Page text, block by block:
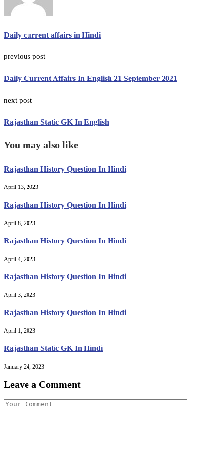
Daily current affairs in Hindi
previous post
Daily Current Affairs In English 21 September 2021
next post
Rajasthan Static GK In English
You may also like
Rajasthan History Question In Hindi
April 13, 2023
Rajasthan History Question In Hindi
April 8, 2023
Rajasthan History Question In Hindi
April 4, 2023
Rajasthan History Question In Hindi
April 3, 2023
Rajasthan History Question In Hindi
April 1, 2023
Rajasthan Static GK In Hindi
January 24, 2023
Leave a Comment